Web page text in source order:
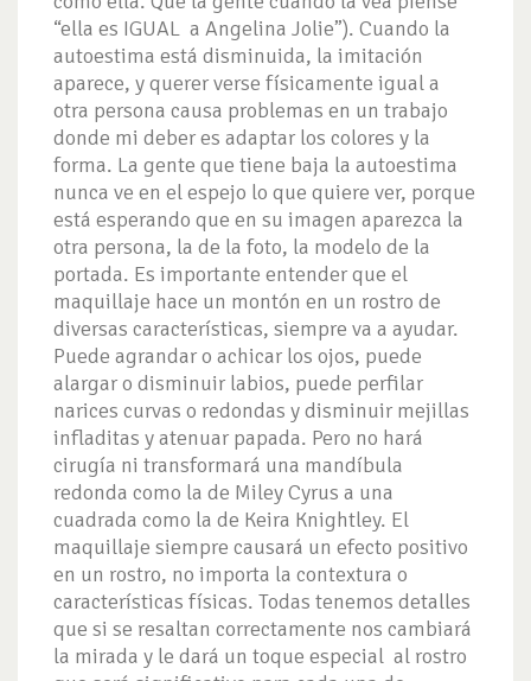
“ella es IGUAL a Angelina Jolie”). Cuando la
autoestima está disminuida, la imitación
aparece, y querer verse físicamente igual a
otra persona causa problemas en un trabajo
donde mi deber es adaptar los colores y la
forma. La gente que tiene baja la autoestima
nunca ve en el espejo lo que quiere ver, porque
está esperando que en su imagen aparezca la
otra persona, la de la foto, la modelo de la
portada. Es importante entender que el
maquillaje hace un montón en un rostro de
diversas características, siempre va a ayudar.
Puede agrandar o achicar los ojos, puede
alargar o disminuir labios, puede perfilar
narices curvas o redondas y disminuir mejillas
infladitas y atenuar papada. Pero no hará
cirugía ni transformará una mandíbula
redonda como la de Miley Cyrus a una
cuadrada como la de Keira Knightley. El
maquillaje siempre causará un efecto positivo
en un rostro, no importa la contextura o
características físicas. Todas tenemos detalles
que si se resaltan correctamente nos cambiará
la mirada y le dará un toque especial al rostro